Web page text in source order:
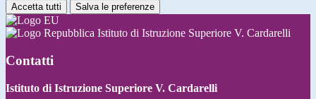
Accetta tutti Salva le preferenze
Istituto di Istruzione Superiore V. Cardarelli
Contatti
Istituto di Istruzione Superiore V. Cardarelli